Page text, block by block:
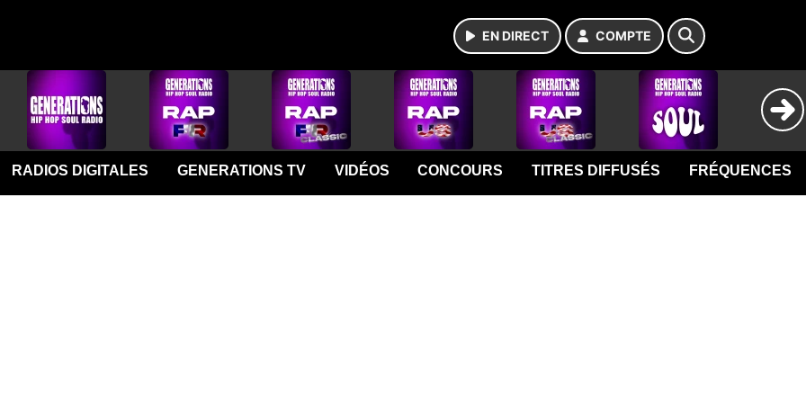
EN DIRECT COMPTE
RADIOS DIGITALES GENERATIONS TV VIDÉOS CONCOURS TITRES DIFFUSÉS FRÉQUENCES